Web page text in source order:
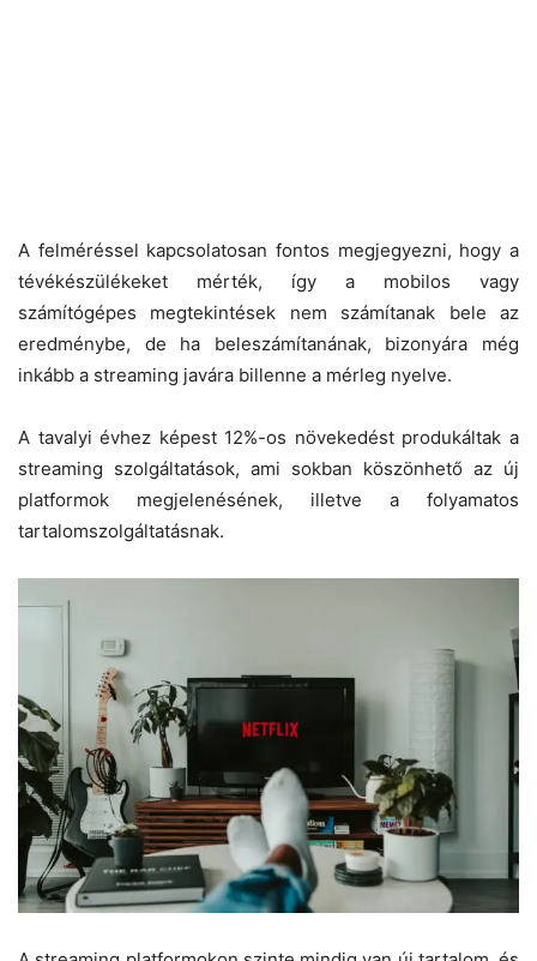
A felméréssel kapcsolatosan fontos megjegyezni, hogy a
tévékészülékeket mérték, így a mobilos vagy
számítógépes megtekintések nem számítanak bele az
eredménybe, de ha beleszámítanának, bizonyára még
inkább a streaming javára billenne a mérleg nyelve.
A tavalyi évhez képest 12%-os növekedést produkáltak a
streaming szolgáltatások, ami sokban köszönhető az új
platformok megjelenésének, illetve a folyamatos
tartalomszolgáltatásnak.